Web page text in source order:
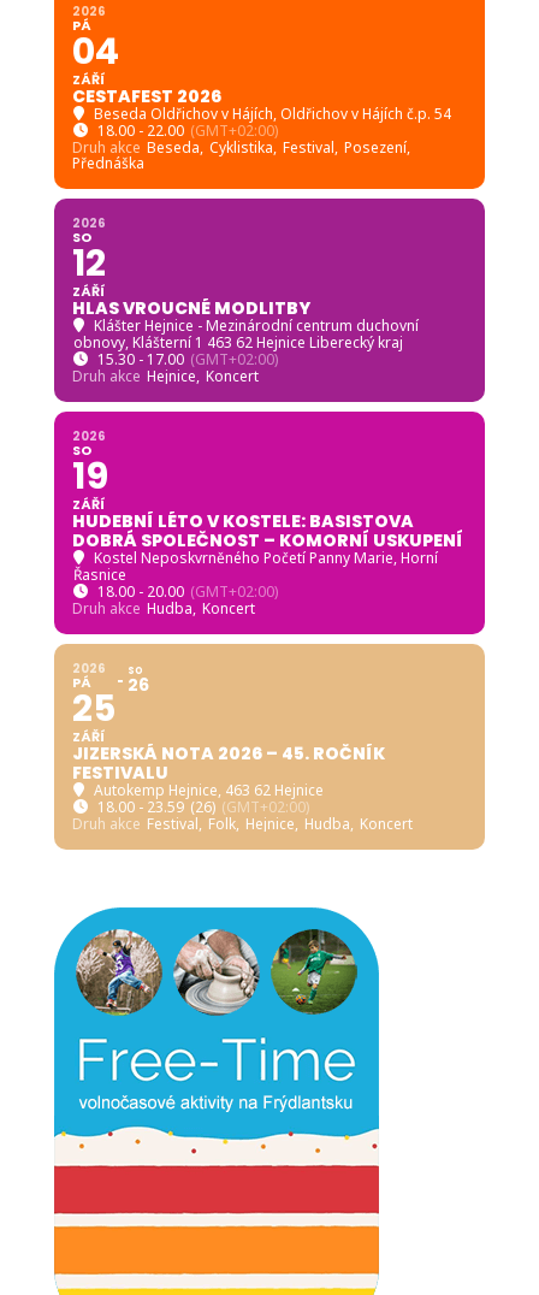
2026
PÁ
04
ZÁŘÍ
CESTAFEST 2026
Beseda Oldřichov v Hájích, Oldřichov v Hájích č.p. 54
18.00 - 22.00 (GMT+02:00)
Druh akce Beseda, Cyklistika, Festival, Posezení,
Přednáška
2026
SO
12
ZÁŘÍ
HLAS VROUCNÉ MODLITBY
Klášter Hejnice - Mezinárodní centrum duchovní
obnovy, Klášterní 1 463 62 Hejnice Liberecký kraj
15.30 - 17.00 (GMT+02:00)
Druh akce Hejnice, Koncert
2026
SO
19
ZÁŘÍ
HUDEBNÍ LÉTO V KOSTELE: BASISTOVA
DOBRÁ SPOLEČNOST – KOMORNÍ USKUPENÍ
Kostel Neposkvrněného Početí Panny Marie, Horní
Řasnice
18.00 - 20.00 (GMT+02:00)
Druh akce Hudba, Koncert
2026
PÁ
25
ZÁŘÍ
SO
26
JIZERSKÁ NOTA 2026 – 45. ROČNÍK
FESTIVALU
Autokemp Hejnice, 463 62 Hejnice
18.00 - 23.59 (26) (GMT+02:00)
Druh akce Festival, Folk, Hejnice, Hudba, Koncert